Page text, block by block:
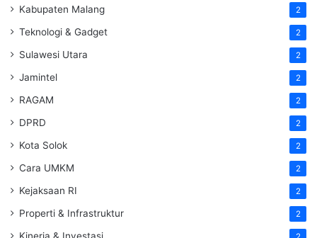
Kabupaten Malang 2
Teknologi & Gadget 2
Sulawesi Utara 2
Jamintel 2
RAGAM 2
DPRD 2
Kota Solok 2
Cara UMKM 2
Kejaksaan RI 2
Properti & Infrastruktur 2
Kinerja & Investasi